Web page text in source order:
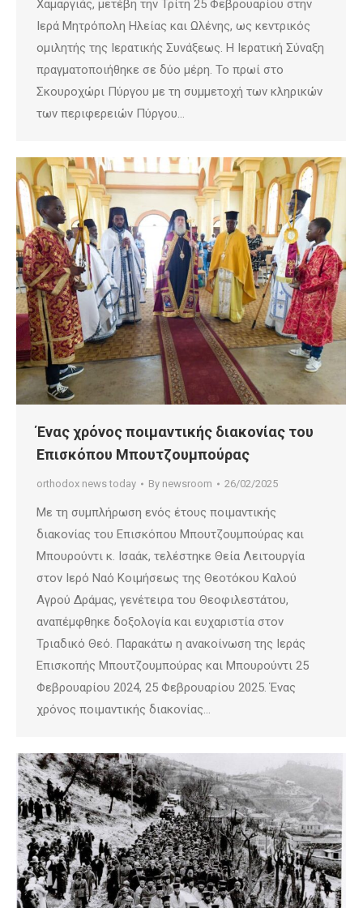
Χαμαργιάς, μετέβη την Τρίτη 25 Φεβρουαρίου στην
Ιερά Μητρόπολη Ηλείας και Ωλένης, ως κεντρικός
ομιλητής της Ιερατικής Συνάξεως. Η Ιερατική Σύναξη
πραγματοποιήθηκε σε δύο μέρη. Το πρωί στο
Σκουροχώρι Πύργου με τη συμμετοχή των κληρικών
των περιφερειών Πύργου…
Ένας χρόνος ποιμαντικής διακονίας του
Επισκόπου Μπουτζουμπούρας
orthodox news today By newsroom 26/02/2025
Με τη συμπλήρωση ενός έτους ποιμαντικής
διακονίας του Επισκόπου Μπουτζουμπούρας και
Μπουρούντι κ. Ισαάκ, τελέστηκε Θεία Λειτουργία
στον Ιερό Ναό Κοιμήσεως της Θεοτόκου Καλού
Αγρού Δράμας, γενέτειρα του Θεοφιλεστάτου,
αναπέμφθηκε δοξολογία και ευχαριστία στον
Τριαδικό Θεό. Παρακάτω η ανακοίνωση της Ιεράς
Επισκοπής Μπουτζουμπούρας και Μπουρούντι 25
Φεβρουαρίου 2024, 25 Φεβρουαρίου 2025. Ένας
χρόνος ποιμαντικής διακονίας…